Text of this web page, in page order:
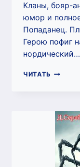
Кланы, бояр-
юмор и
Попаданец.
Герою пофиг
ЧИТАТЬ ПСИХ
ПУТЬ